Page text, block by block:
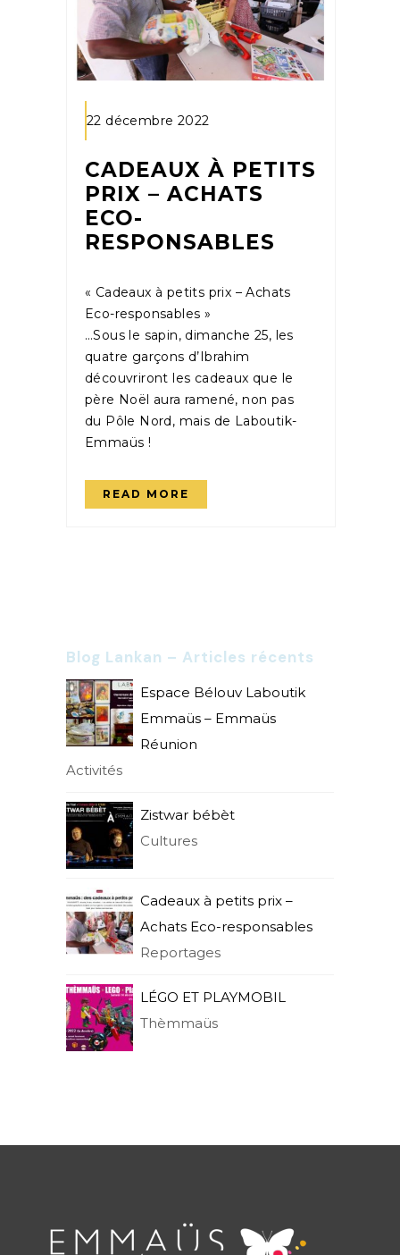
22 décembre 2022
CADEAUX À PETITS
PRIX – ACHATS
ECO-
RESPONSABLES
« Cadeaux à petits prix – Achats
Eco-responsables »
…Sous le sapin, dimanche 25, les
quatre garçons d’Ibrahim
découvriront les cadeaux que le
père Noël aura ramené, non pas
du Pôle Nord, mais de Laboutik-
Emmaüs !
READ MORE
Blog Lankan – Articles récents
Espace Bélouv Laboutik
Emmaüs – Emmaüs
Réunion
Activités
Zistwar bébèt
Cultures
Cadeaux à petits prix –
Achats Eco-responsables
Reportages
LÉGO ET PLAYMOBIL
Thèmmaüs